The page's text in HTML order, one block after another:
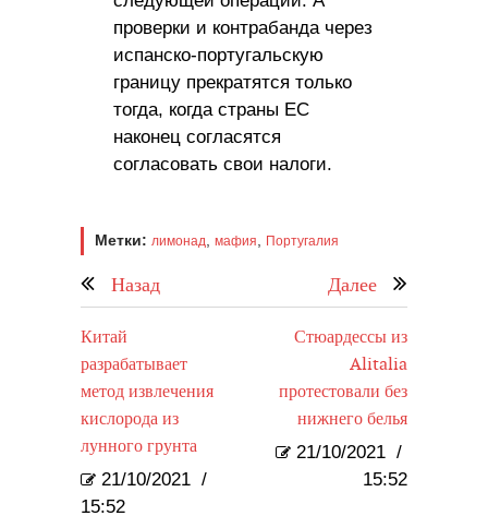
проверки и контрабанда через
испанско-португальскую
границу прекратятся только
тогда, когда страны ЕС
наконец согласятся
согласовать свои налоги.
Метки: лимонад мафия Португалия
Назад Далее
Китай
разрабатывает
метод извлечения
кислорода из
лунного грунта
21/10/2021 /
15:52
Стюардессы из
Alitalia
протестовали без
нижнего белья
21/10/2021 /
15:52